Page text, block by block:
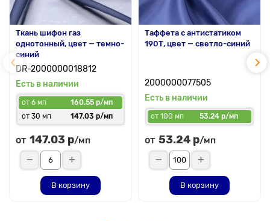
Ткань шифон газ
однотонный, цвет — темно-
синий
DR-2000000018812
Есть в наличии
от 6 мп
160.55 р/мп
от 30 мп
147.03 р/мп
от 147.03 р/мп
В корзину
Таффета с антистатиком
190Т, цвет — светло-синий
2000000077505
Есть в наличии
от 100 мп 53.24 р/мп
от 53.24 р/мп
В корзину